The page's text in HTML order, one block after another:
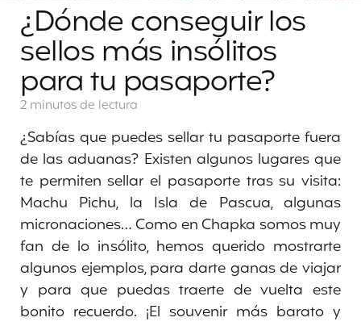
¿Dónde conseguir los
sellos más insólitos
para tu pasaporte?
2 minutosde lectura
¿Sabías que puedes sellar tu pasaporte fuera
de las aduanas? Existen algunos lugares que
te permiten sellar el pasaporte tras su visita:
Machu Pichu, la Isla de Pascua, algunas
micronaciones… Como en Chapka somos muy
fan de lo insólito, hemos querido mostrarte
algunos ejemplos, para darte ganas de viajar
y para que puedas traerte de vuelta este
bonito recuerdo. ¡El souvenir más barato y